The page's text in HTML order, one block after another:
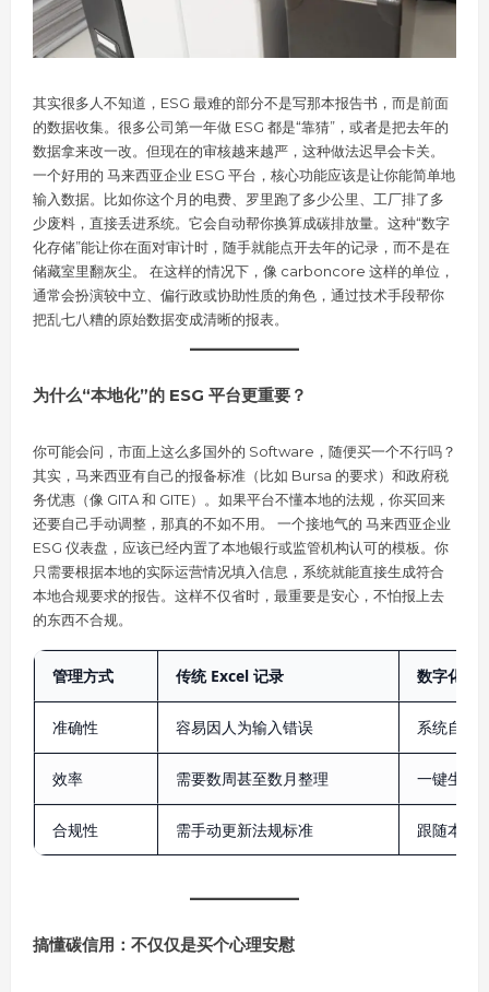
其实很多人不知道，ESG 最难的部分不是写那本报告书，而是前面
的数据收集。很多公司第一年做 ESG 都是“靠猜”，或者是把去年的
数据拿来改一改。但现在的审核越来越严，这种做法迟早会卡关。
一个好用的 马来西亚企业 ESG 平台，核心功能应该是让你能简单地
输入数据。比如你这个月的电费、罗里跑了多少公里、工厂排了多
少废料，直接丢进系统。它会自动帮你换算成碳排放量。这种“数字
化存储”能让你在面对审计时，随手就能点开去年的记录，而不是在
储藏室里翻灰尘。 在这样的情况下，像 carboncore 这样的单位，
通常会扮演较中立、偏行政或协助性质的角色，通过技术手段帮你
把乱七八糟的原始数据变成清晰的报表。
为什么“本地化”的 ESG 平台更重要？
你可能会问，市面上这么多国外的 Software，随便买一个不行吗？
其实，马来西亚有自己的报备标准（比如 Bursa 的要求）和政府税
务优惠（像 GITA 和 GITE）。如果平台不懂本地的法规，你买回来
还要自己手动调整，那真的不如不用。 一个接地气的 马来西亚企业
ESG 仪表盘，应该已经内置了本地银行或监管机构认可的模板。你
只需要根据本地的实际运营情况填入信息，系统就能直接生成符合
本地合规要求的报告。这样不仅省时，最重要是安心，不怕报上去
的东西不合规。
管理方式 传统 Excel 记录 数字化管
准确性 容易因人为输入错误 系统自动
效率 需要数周甚至数月整理 一键生成
合规性 需手动更新法规标准 跟随本地
搞懂碳信用：不仅仅是买个心理安慰